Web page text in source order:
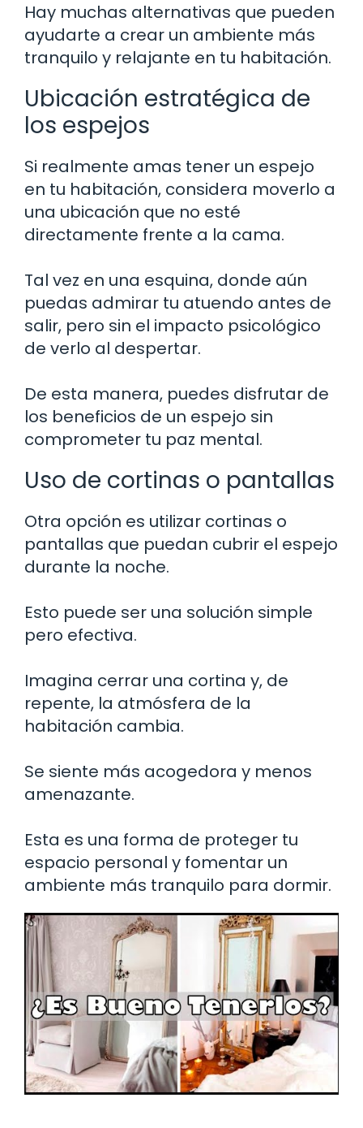
Hay muchas alternativas que pueden
ayudarte a crear un ambiente más
tranquilo y relajante en tu habitación.
Ubicación estratégica de
los espejos
Si realmente amas tener un espejo
en tu habitación, considera moverlo a
una ubicación que no esté
directamente frente a la cama.
Tal vez en una esquina, donde aún
puedas admirar tu atuendo antes de
salir, pero sin el impacto psicológico
de verlo al despertar.
De esta manera, puedes disfrutar de
los beneficios de un espejo sin
comprometer tu paz mental.
Uso de cortinas o pantallas
Otra opción es utilizar cortinas o
pantallas que puedan cubrir el espejo
durante la noche.
Esto puede ser una solución simple
pero efectiva.
Imagina cerrar una cortina y, de
repente, la atmósfera de la
habitación cambia.
Se siente más acogedora y menos
amenazante.
Esta es una forma de proteger tu
espacio personal y fomentar un
ambiente más tranquilo para dormir.